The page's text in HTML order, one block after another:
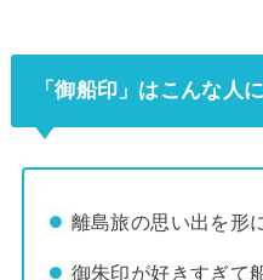
「御船印」はこんな人
離島旅の思い出を形
御朱印が好きすぎて